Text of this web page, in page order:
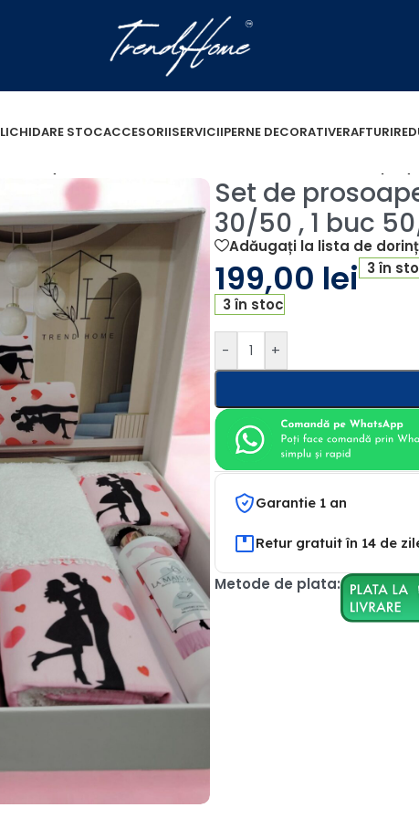
LICHIDARE STOCACCESORIISERVICIIPERNE DECORATIVERAFTURI
Set de
30/50 , 1 buc
Adăugați la lista de
199,00 lei 3 în
3 în stoc
- +
Garantie 1 an
Retur gratuit în 14 de
Metode de plata: